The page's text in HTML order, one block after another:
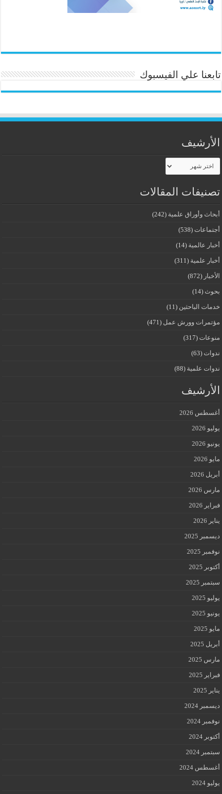
تابعنا علي الفيسبوك
الأرشيف
الأرشيف
تصنيفات المقالات
أبحاث وأوراق علمية (242)
أجتماعات (538)
أخبار عالمية (14)
أخبار علمية (311)
الأخبار (872)
بحوث (14)
خدمات الباحثين (11)
مؤتمرات وورش عمل (471)
منوعات (317)
ندوات (63)
ندوات علمية (88)
الأرشيف
أغسطس 2026
يوليو 2026
يونيو 2026
مايو 2026
أبريل 2026
مارس 2026
فبراير 2026
يناير 2026
ديسمبر 2025
نوفمبر 2025
أكتوبر 2025
سبتمبر 2025
يوليو 2025
يونيو 2025
مايو 2025
أبريل 2025
مارس 2025
فبراير 2025
يناير 2025
ديسمبر 2024
نوفمبر 2024
أكتوبر 2024
سبتمبر 2024
أغسطس 2024
يوليو 2024